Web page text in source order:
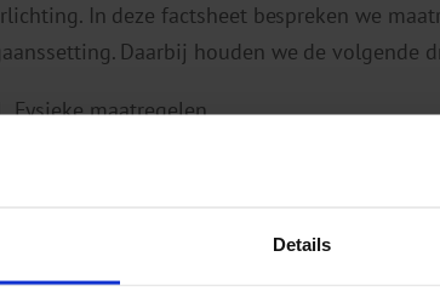
Details
In deze factsheet bespreken we
Daarbij houden we de volgende
Fysieke maatregelen